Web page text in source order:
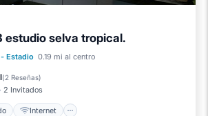
estudio selva tropical.
Estadio 0.19 mi al centro
(2 Reseñas)
2 Invitados
Internet
Internet
niños